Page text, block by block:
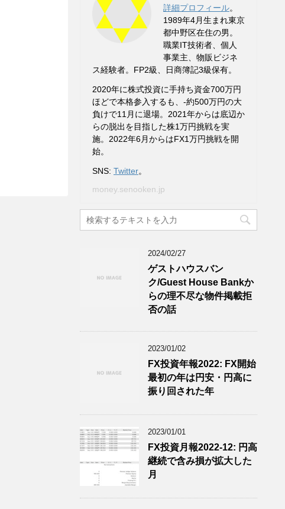
詳細プロフィール。
1989年4月生まれ東京
都中野区在住の男。
職業IT技術者、個人
事業主、物販ビジネ
ス経験者。FP2級、日商簿記3級保有。
2020年に株式投資に手持ち資金700万円
ほどで本格参入するも、-約500万円の大
負けで11月に退場。2021年からは底辺か
らの脱出を目指した株1万円挑戦を実
施。2022年6月からはFX1万円挑戦を開
始。
SNS: Twitter。
money.senooken.jp
2024/02/27
ゲストハウスバン
ク/Guest House Bankか
らの理不尽な物件掲載拒
否の話
2023/01/02
FX投資年報2022: FX開始
最初の年は円安・円高に
振り回された年
2023/01/01
FX投資月報2022-12: 円高
継続で含み損が拡大した
月